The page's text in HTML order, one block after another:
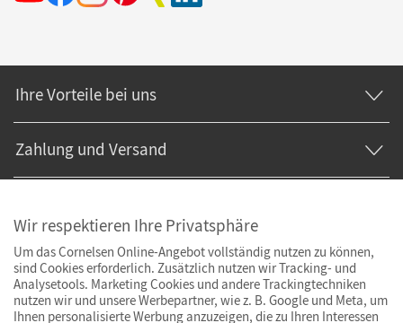
Ihre Vorteile bei uns
Zahlung und Versand
Wir respektieren Ihre Privatsphäre
Um das Cornelsen Online-Angebot vollständig nutzen zu können,
sind Cookies erforderlich. Zusätzlich nutzen wir Tracking- und
Analysetools. Marketing Cookies und andere Trackingtechniken
nutzen wir und unsere Werbepartner, wie z. B. Google und Meta, um
Ihnen personalisierte Werbung anzuzeigen, die zu Ihren Interessen